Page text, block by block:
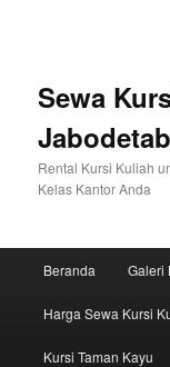
Sewa
Rental Kursi Kuliah
Kelas Kantor Anda
Skip to primary
Skip to
Beranda Galeri
Harga Sewa Kursi
Kursi Taman Kayu